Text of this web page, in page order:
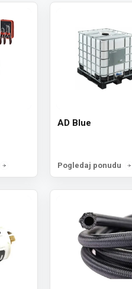
AD Blue
Pogledaj ponudu